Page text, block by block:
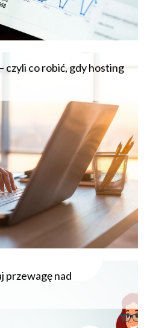
czyli co robić, gdy hosting
przewagę nad